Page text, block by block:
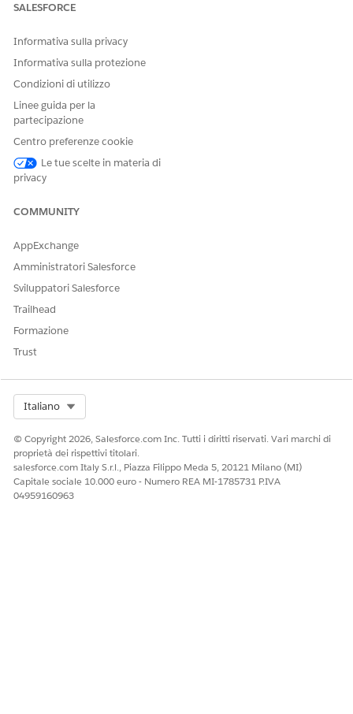
SALESFORCE
Informativa sulla privacy
Informativa sulla protezione
Condizioni di utilizzo
Linee guida per la
partecipazione
Centro preferenze cookie
Le tue scelte in materia di
privacy
COMMUNITY
AppExchange
Amministratori Salesforce
Sviluppatori Salesforce
Trailhead
Formazione
Trust
Italiano
© Copyright 2026, Salesforce.com Inc. Tutti i diritti riservati. Vari marchi di
proprietà dei rispettivi titolari.
salesforce.com Italy S.r.l., Piazza Filippo Meda 5, 20121 Milano (MI)
Capitale sociale 10.000 euro - Numero REA MI-1785731 P.IVA
04959160963